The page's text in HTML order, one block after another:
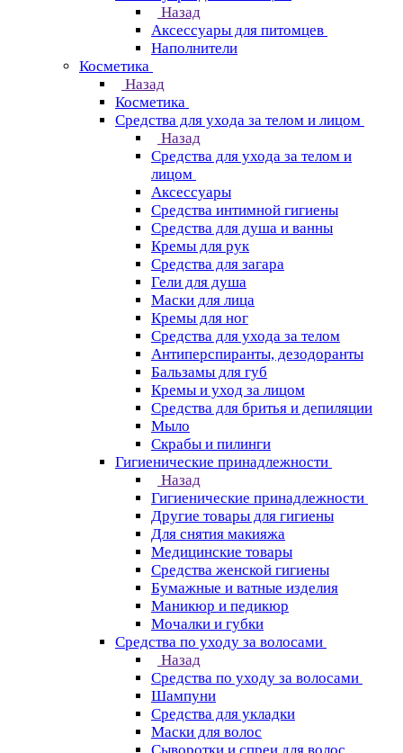
Назад
Аксессуары для питомцев
Наполнители
Косметика
Назад
Косметика
Средства для ухода за телом и лицом
Назад
Средства для ухода за телом и
лицом
Аксессуары
Средства интимной гигиены
Средства для душа и ванны
Кремы для рук
Средства для загара
Гели для душа
Маски для лица
Кремы для ног
Средства для ухода за телом
Антиперспиранты, дезодоранты
Бальзамы для губ
Кремы и уход за лицом
Средства для бритья и депиляции
Мыло
Скрабы и пилинги
Гигиенические принадлежности
Назад
Гигиенические принадлежности
Другие товары для гигиены
Для снятия макияжа
Медицинские товары
Средства женской гигиены
Бумажные и ватные изделия
Маникюр и педикюр
Мочалки и губки
Средства по уходу за волосами
Назад
Средства по уходу за волосами
Шампуни
Средства для укладки
Маски для волос